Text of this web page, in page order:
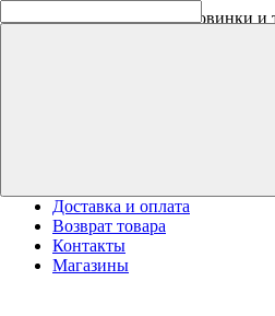
Оплачивайте бонусами новинки и
Доставка и оплата
Возврат товара
Контакты
Магазины